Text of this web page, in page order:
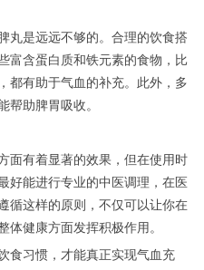
丸是远远不够的。合理的饮食搭
富含蛋白质和铁元素的食物，比
都有助于气血的补充。此外，多
帮助脾胃吸收。
面有着显著的效果，但在使用时
好能进行专业的中医调理，在医
循这样的原则，不仅可以让你在
体健康方面发挥积极作用。
食习惯，才能真正实现气血充